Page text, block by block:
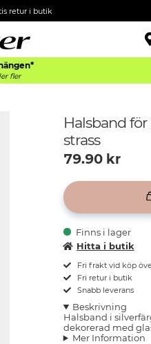
retur i butik
fler
Halsband
strass
79.90kr
Finns i lager
Hitta i butik
Fri frakt vid köp
Fri retur i butik
Snabb leverans
Beskrivning
Halsband i
dekorerad med
Mer Information